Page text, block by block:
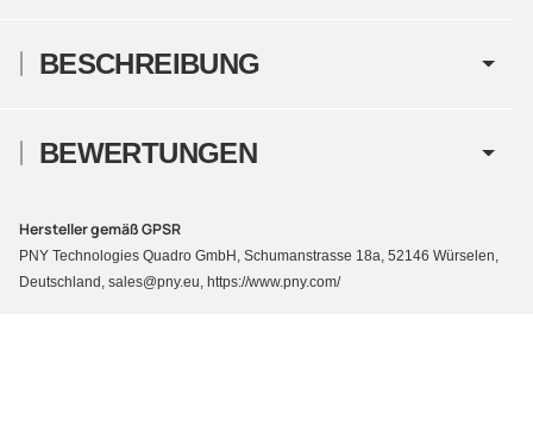
BESCHREIBUNG
BEWERTUNGEN
Hersteller gemäß GPSR
PNY Technologies Quadro GmbH, Schumanstrasse 18a, 52146 Würselen,
Deutschland, sales@pny.eu, https://www.pny.com/